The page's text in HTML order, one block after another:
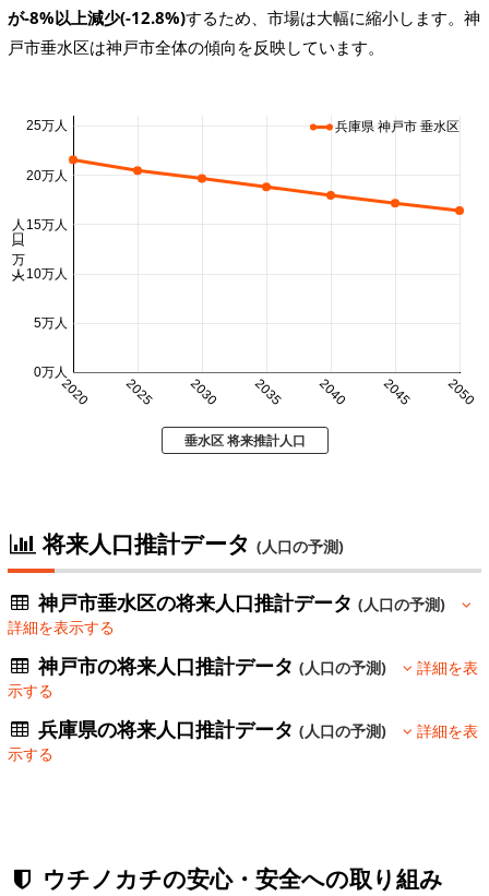
が-8%以上減少(-12.8%)するため、市場は大幅に縮小します。神
戸市垂水区は神戸市全体の傾向を反映しています。
2020 2025 2030 2035 2040 2045 2050
0万人
5万人
10万人
15万人
20万人
25万人
人口 (万人)
兵庫県 神戸市 垂水区
垂水区 将来推計人口
将来人口推計データ (人口の予測)
神戸市垂水区の将来人口推計データ(人口の予測)
詳細を表示する
神戸市の将来人口推計データ(人口の予測)
詳細を表
示する
兵庫県の将来人口推計データ(人口の予測)
詳細を表
示する
ウチノカチの安心・安全への取り組み